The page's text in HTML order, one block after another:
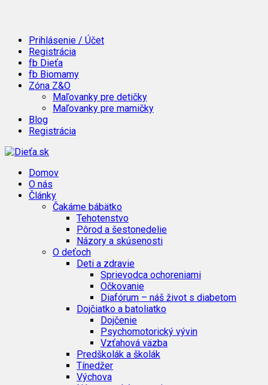
Prihlásenie / Účet
Registrácia
fb Dieťa
fb Biomamy
Zóna Z&O
Maľovanky pre detičky
Maľovanky pre mamičky
Blog
Registrácia
Domov
O nás
Články
Čakáme bábätko
Tehotenstvo
Pôrod a šestonedelie
Názory a skúsenosti
O deťoch
Deti a zdravie
Sprievodca ochoreniami
Očkovanie
Diafórum – náš život s diabetom
Dojčiatko a batoliatko
Dojčenie
Psychomotorický vývin
Vzťahová väzba
Predškolák a školák
Tínedžer
Výchova